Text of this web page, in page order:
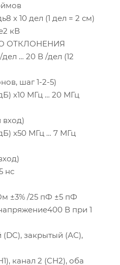
х 10 дел (1 дел = 2 см)
кВ
ОТКЛОНЕНИЯ
дел … 20 В /дел (12
шаг 1-2-5)
х10 МГц … 20 МГц
вход)
х50 МГц … 7 МГц
нс
±3% /25 пФ ±5 пФ
В при 1
(DC), закрытый (АС),
канал 2 (CH2), оба